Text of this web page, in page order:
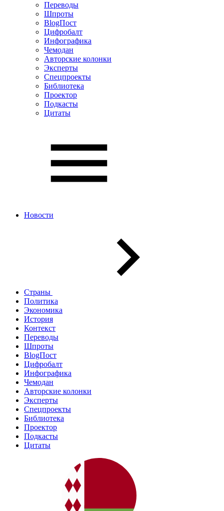
Переводы
Шпроты
BlogПост
Цифробалт
Инфографика
Чемодан
Авторские колонки
Эксперты
Спецпроекты
Библиотека
Проектор
Подкасты
Цитаты
Новости
Страны
Политика
Экономика
История
Контекст
Переводы
Шпроты
BlogПост
Цифробалт
Инфографика
Чемодан
Авторские колонки
Эксперты
Спецпроекты
Библиотека
Проектор
Подкасты
Цитаты